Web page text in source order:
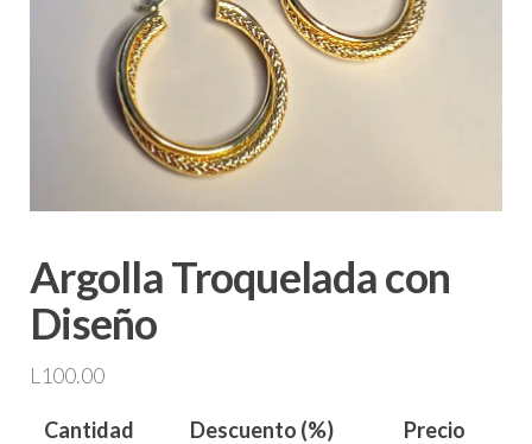
Argolla Troquelada con
Diseño
L 100.00
Cantidad Descuento (%) Precio